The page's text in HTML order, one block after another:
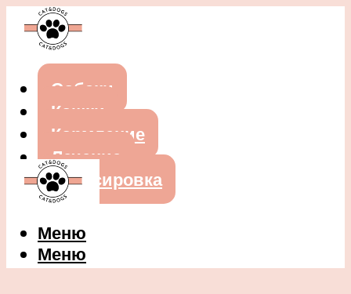
Собаки
Кошки
Кормление
Лечение
Дрессировка
Меню
Меню